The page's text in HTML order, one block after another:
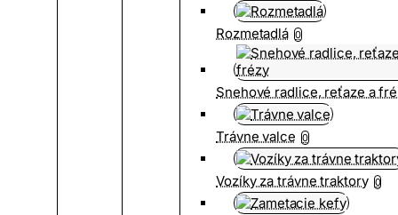
Rozmetadlá 0
Snehové radlice, reťaze a
Trávne valce 0
Vozíky za trávne traktory 0